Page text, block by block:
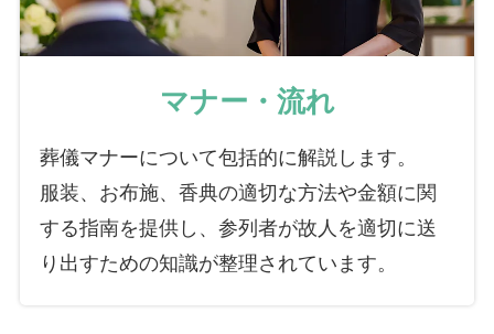
マナー・流れ
葬儀マナーについて包括的に解説します。
服装、お布施、香典の適切な方法や金額に関
する指南を提供し、参列者が故人を適切に送
り出すための知識が整理されています。